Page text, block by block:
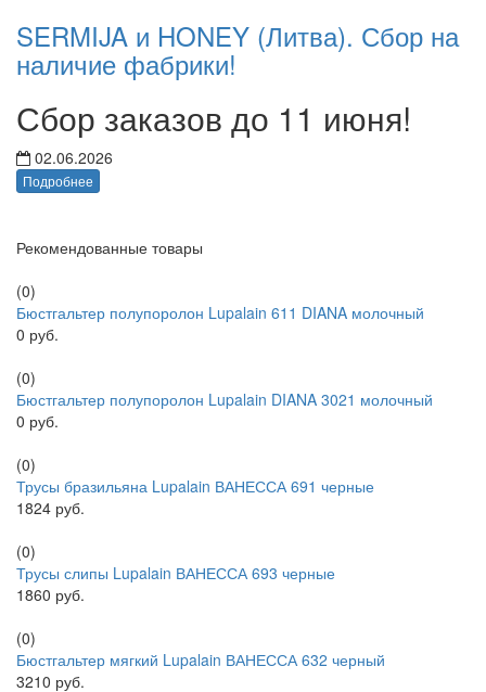
SERMIJA и HONEY (Литва). Сбор на
наличие фабрики!
Сбор заказов до 11 июня!
02.06.2026
Подробнее
Рекомендованные товары
(0)
Бюстгальтер полупоролон Lupalain 611 DIANA молочный
0 руб.
(0)
Бюстгальтер полупоролон Lupalain DIANA 3021 молочный
0 руб.
(0)
Трусы бразильяна Lupalain ВАНЕССА 691 черные
1824 руб.
(0)
Трусы слипы Lupalain ВАНЕССА 693 черные
1860 руб.
(0)
Бюстгальтер мягкий Lupalain ВАНЕССА 632 черный
3210 руб.